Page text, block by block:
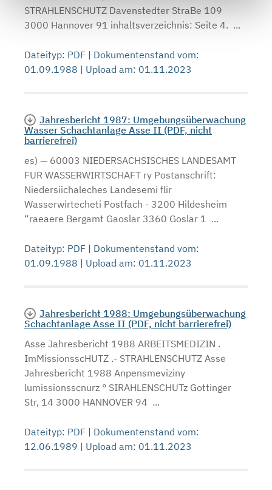
STRAHLENSCHUTZ Davenstedter StraBe 109
3000 Hannover 91 inhaltsverzeichnis: Seite 4. ...
Dateityp: PDF | Dokumentenstand vom:
01.09.1988 | Upload am: 01.11.2023
Jahresbericht 1987: Umgebungsüberwachung
Wasser Schachtanlage Asse II (PDF, nicht
barrierefrei)
es) — 60003 NIEDERSACHSISCHES LANDESAMT
FUR WASSERWIRTSCHAFT ry Postanschrift:
Niedersiichaleches Landesemi flir
Wasserwirtecheti Postfach - 3200 Hildesheim
“raeaere Bergamt Gaoslar 3360 Goslar 1 ...
Dateityp: PDF | Dokumentenstand vom:
01.09.1988 | Upload am: 01.11.2023
Jahresbericht 1988: Umgebungsüberwachung
Schachtanlage Asse II (PDF, nicht barrierefrei)
Asse Jahresbericht 1988 ARBEITSMEDIZIN .
ImMissionsscHUTZ .- STRAHLENSCHUTZ Asse
Jahresbericht 1988 Anpensmeviziny
lumissionsscnurz ° SIRAHLENSCHUTz Gottinger
Str, 14 3000 HANNOVER 94 ...
Dateityp: PDF | Dokumentenstand vom:
12.06.1989 | Upload am: 01.11.2023